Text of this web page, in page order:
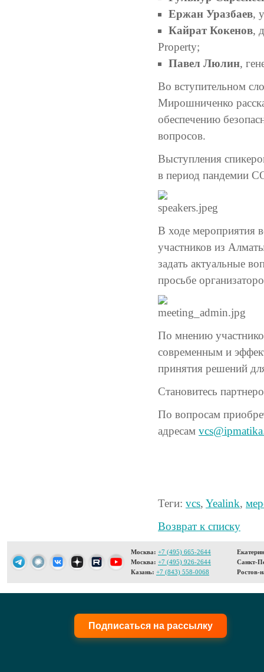
Ержан Уразбаев,
Кайрат Кокенов,
Property;
Павел Люлин,
Во вступительном
Мирошниченко
обеспечению
вопросов.
Выступления
в период пандемии
В ходе мероприятия
участников из
задать актуальные
просьбе
По мнению
современным и
принятия решений
Становитесь
По вопросам
адресам
Теги: vcs, Yealink,
Возврат к списку
Москва: +7 (495) 665-2644
Москва: +7 (495) 926-2644
Казань: +7 (843) 558-0068
Санкт-
Ростов-
Подписаться на рассылку